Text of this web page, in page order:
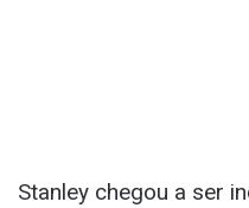
Stanley chegou a ser